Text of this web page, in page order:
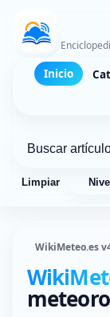
Inicio
Limpiar
WikiMeteo.es